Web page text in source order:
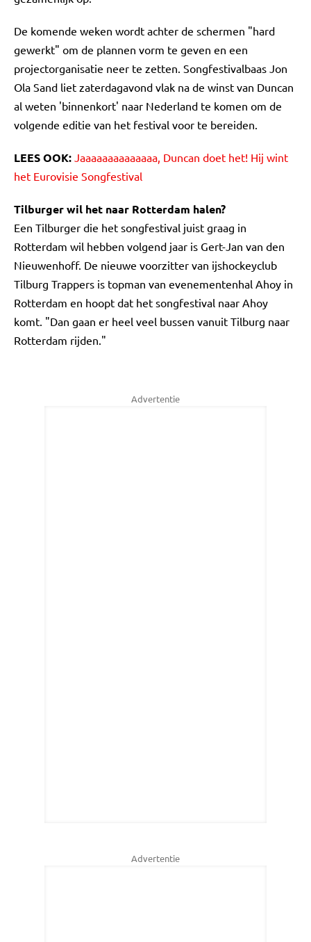
De komende weken wordt achter de schermen "hard
gewerkt" om de plannen vorm te geven en een
projectorganisatie neer te zetten. Songfestivalbaas Jon
Ola Sand liet zaterdagavond vlak na de winst van Duncan
al weten 'binnenkort' naar Nederland te komen om de
volgende editie van het festival voor te bereiden.
LEES OOK: Jaaaaaaaaaaaaaa, Duncan doet het! Hij wint
het Eurovisie Songfestival
Tilburger wil het naar Rotterdam halen?
Een Tilburger die het songfestival juist graag in
Rotterdam wil hebben volgend jaar is Gert-Jan van den
Nieuwenhoff. De nieuwe voorzitter van ijshockeyclub
Tilburg Trappers is topman van evenementenhal Ahoy in
Rotterdam en hoopt dat het songfestival naar Ahoy
komt. "Dan gaan er heel veel bussen vanuit Tilburg naar
Rotterdam rijden."
Advertentie
Advertentie